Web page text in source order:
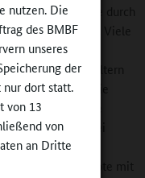
nutzen. Die
des BMBF
unseres
der
dort statt.
von 13
von
an Dritte
gerade durch
im Aufbruch. Viele
Form mit
steht für die Eltern
Stelle, und für die
noch die letzte
zu füllen, bei
des Stillsitzens
es für Angebote mit